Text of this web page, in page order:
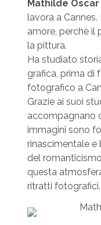
Mathilde Oscar
lavora a
amore, perchè il
la pittura.
Ha studiato
grafica, prima di
fotografico a
Grazie ai suoi
accompagnano
immagini sono
rinascimentale e
del
questa
ritratti fotografici.